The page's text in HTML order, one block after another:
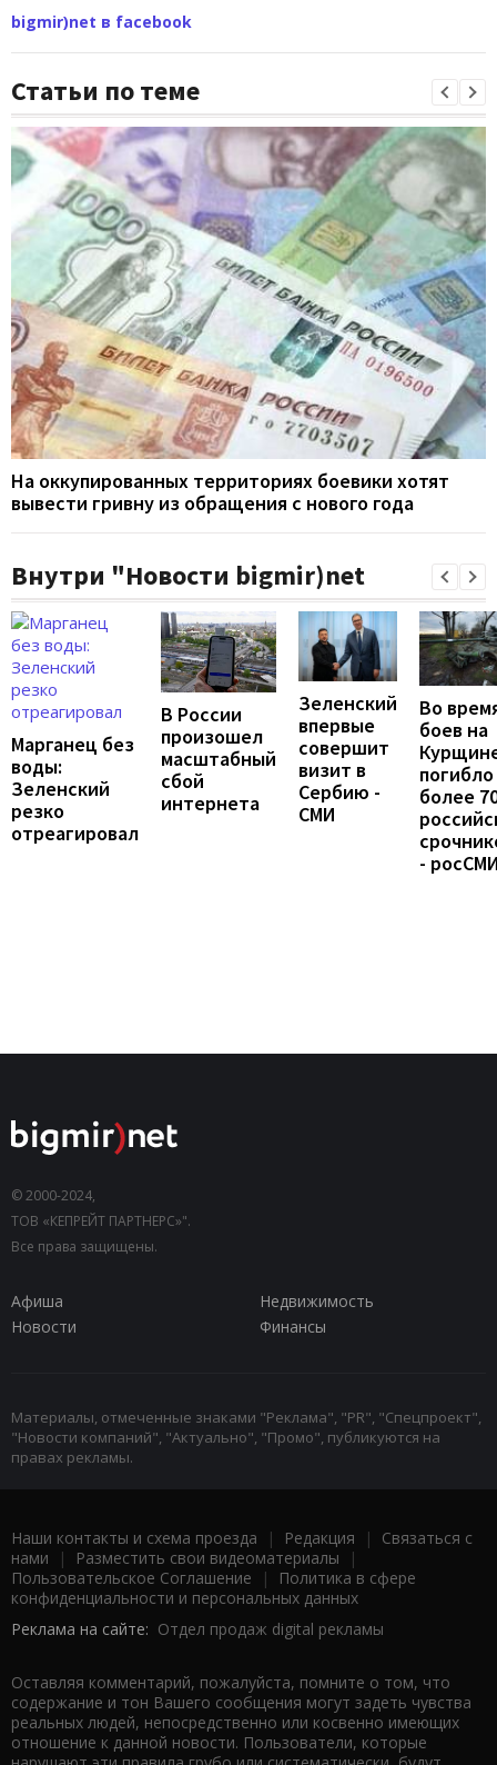
bigmir)net в facebook
Статьи по теме
На оккупированных территориях боевики хотят
вывести гривну из обращения с нового года
Внутри "Новости bigmir)net
Марганец без
воды:
Зеленский
резко
отреагировал
В России
произошел
масштабный
сбой
интернета
Зеленский
впервые
совершит
визит в
Сербию -
СМИ
Во
боев на
погибло
более
-
© 2000-2024,
ТОВ «КЕПРЕЙТ ПАРТНЕРС»".
Все права защищены.
Афиша
Недвижимость
Новости
Финансы
Материалы, отмеченные знаками "Реклама", "PR", "Спецпроект",
"Новости компаний", "Актуально", "Промо", публикуются на
правах рекламы.
Наши контакты и схема проезда | Редакция | Связаться с
нами | Разместить свои видеоматериалы |
Пользовательское Соглашение |
Политика в сфере
конфиденциальности и персональных данных
Реклама на сайте: Отдел продаж digital рекламы
Оставляя комментарий, пожалуйста, помните о том, что
содержание и тон Вашего сообщения могут задеть чувства
реальных людей, непосредственно или косвенно имеющих
отношение к данной новости. Пользователи, которые